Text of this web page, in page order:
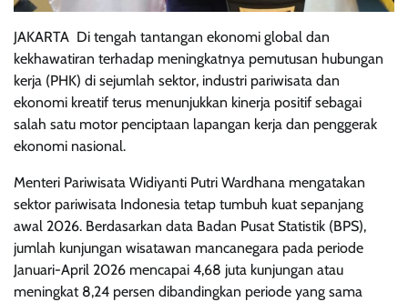
JAKARTA  Di tengah tantangan ekonomi global dan
kekhawatiran terhadap meningkatnya pemutusan hubungan
kerja (PHK) di sejumlah sektor, industri pariwisata dan
ekonomi kreatif terus menunjukkan kinerja positif sebagai
salah satu motor penciptaan lapangan kerja dan penggerak
ekonomi nasional.
Menteri Pariwisata Widiyanti Putri Wardhana mengatakan
sektor pariwisata Indonesia tetap tumbuh kuat sepanjang
awal 2026. Berdasarkan data Badan Pusat Statistik (BPS),
jumlah kunjungan wisatawan mancanegara pada periode
Januari-April 2026 mencapai 4,68 juta kunjungan atau
meningkat 8,24 persen dibandingkan periode yang sama